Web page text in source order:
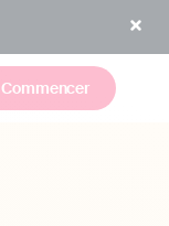
Commencer